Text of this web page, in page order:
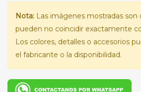
Nota: Las imágenes mostradas son
pueden no coincidir exactamente
Los colores, detalles o accesorios
el fabricante o la disponibilidad.